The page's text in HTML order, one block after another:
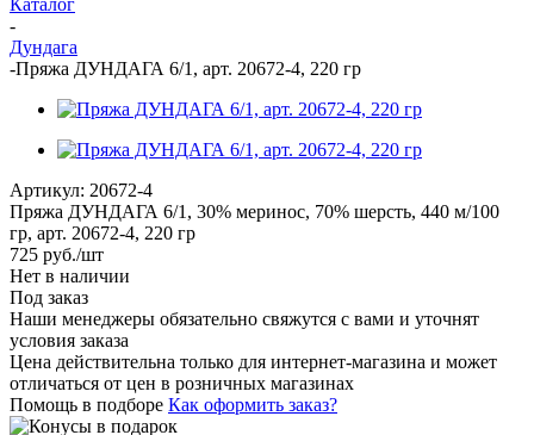
-
Дундага
-Пряжа ДУНДАГА 6/1, арт. 20672-4, 220 гр
Артикул: 20672-4
Пряжа ДУНДАГА 6/1, 30% меринос, 70% шерсть, 440 м/100
гр, арт. 20672-4, 220 гр
725 руб./шт
Нет в наличии
Под заказ
Наши менеджеры обязательно свяжутся с вами и уточнят
условия заказа
Цена действительна только для интернет-магазина и может
отличаться от цен в розничных магазинах
Помощь в подборе Как оформить заказ?